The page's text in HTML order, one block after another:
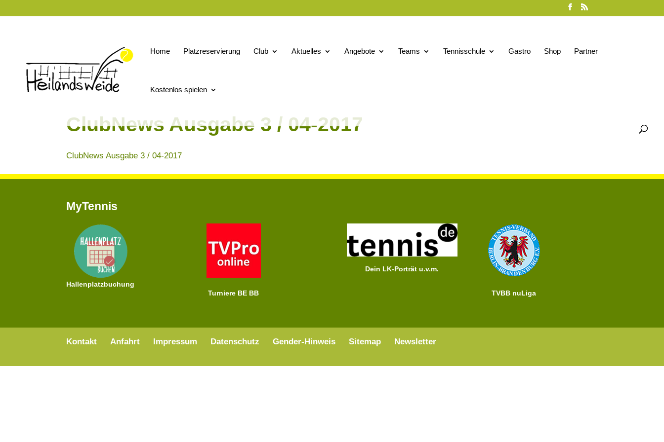
Home Platzreservierung Club Aktuelles Angebote Teams Tennisschule Gastro Shop Partner
Kostenlos spielen
ClubNews Ausgabe 3 / 04-2017
ClubNews Ausgabe 3 / 04-2017
MyTennis
Hallenplatzbuchung
Turniere BE BB
Dein LK-Porträt u.v.m.
TVBB nuLiga
Kontakt Anfahrt Impressum Datenschutz Gender-Hinweis Sitemap Newsletter